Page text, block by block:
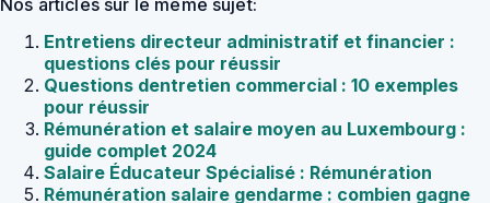
Entretiens directeur administratif et financier :
questions clés pour réussir
Questions dentretien commercial : 10 exemples
pour réussir
Rémunération et salaire moyen au Luxembourg :
guide complet 2024
Salaire Éducateur Spécialisé : Rémunération
Rémunération salaire gendarme : combien gagne